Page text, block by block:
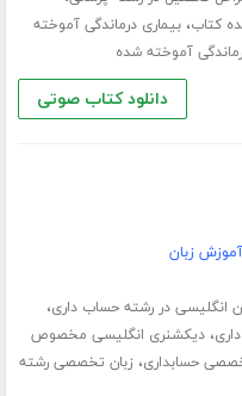
کتاب،بیماری درماندگی آموخته
آموخته شده
دانلود کتاب صوتی
زبان
انگلیسی در رشته حساب داری،
،دیکشنری انگلیسی مخصوص
حسابداری، زبان تخصصی رشته